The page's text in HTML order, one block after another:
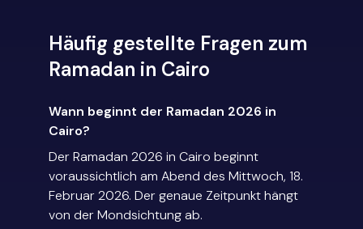
Häufig gestellte Fragen zum
Ramadan in Cairo
Wann beginnt der Ramadan 2026 in
Cairo?
Der Ramadan 2026 in Cairo beginnt
voraussichtlich am Abend des Mittwoch, 18.
Februar 2026. Der genaue Zeitpunkt hängt
von der Mondsichtung ab.